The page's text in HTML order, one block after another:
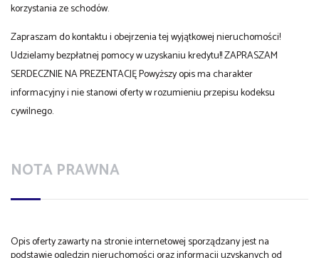
korzystania ze schodów.
Zapraszam do kontaktu i obejrzenia tej wyjątkowej nieruchomości!
Udzielamy bezpłatnej pomocy w uzyskaniu kredytu!! ZAPRASZAM
SERDECZNIE NA PREZENTACJĘ Powyższy opis ma charakter
informacyjny i nie stanowi oferty w rozumieniu przepisu kodeksu
cywilnego.
NOTA PRAWNA
Opis oferty zawarty na stronie internetowej sporządzany jest na